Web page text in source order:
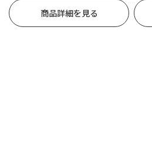
商品詳細を見る